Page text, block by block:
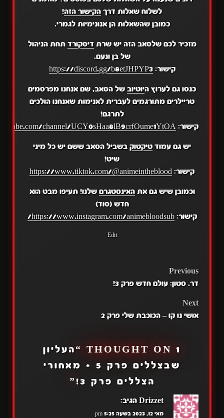
לשלוח שאלות דרך הקישור הזה!
כמובן שהשאלות הן אנונימיות לגמרי.
מזכיר לכם שלסאב הזה יש שרת דיסקורד תחת הניהול
של בן ונעם.
קישור:https://discord.gg/b8etJHPYP3
כנסו גם לערוץ היוטיובשל הסאב, שם אנחנו מפרסמים
טריילרים מתורגמים לעברית לאנימות שאנחנו הולכים
לתרגם!
קישור: channel/UCY0sHaa8lB9crfOume1YtOA
יש גם עמודטיקטוק בשביל הסאב ששם יש כל מיני
שיט!
קישור: https://www.tiktok.com/@animeintheblood
וכמובן שיש גם אתהאינסטגרם שלנו! תעיפו מבט הוא
חדש (סוד)
קישור:https://www.instagram.com/animebloodsub/
Edit
POST
Previous
דר. סטון: עולם חדש פרק 3!
Next
אושי נו קו – הכוכבת שלי פרק 2
1 THOUGHT ON “
העליון
שבצללים פרק 5 + מאחורי
הצללים פרק 3!
”
Drizzet הגיב:
מאי 12, 2023 בשעה 5:25 pm